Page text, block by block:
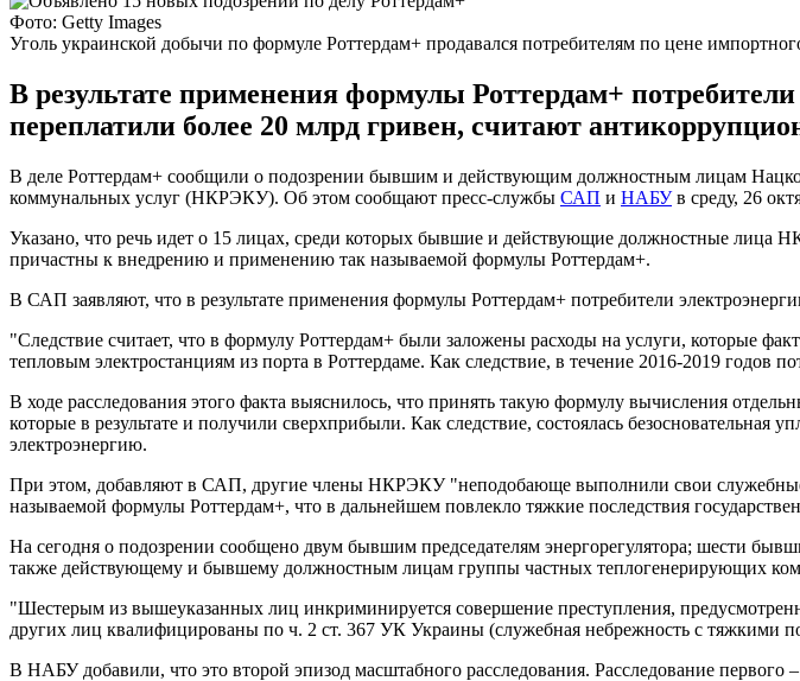
Фото: Getty Images
Уголь украинской добычи по формуле Роттердам+ продавался потребителям по цене
В результате применения формулы Роттердам+ потребители
переплатили более 20 млрд гривен, считают
В деле Роттердам+ сообщили о подозрении бывшим и действующим должностным лицам
коммунальных услуг (НКРЭКУ). Об этом сообщают пресс-службы САП и НАБУв среду, 26
Указано, что речь идет о 15 лицах, среди которых бывшие и действующие должностные
причастны к внедрению и применению так называемой формулы Роттердам+.
В САП заявляют, что в результате применения формулы Роттердам+ потребители
"Следствие считает, что в формулу Роттердам+ были заложены расходы на услуги, которые
тепловым электростанциям из порта в Роттердаме. Как следствие, в течение 2016-2019 годов
В ходе расследования этого факта выяснилось, что принять такую формулу вычисления
которые в результате и получили сверхприбыли. Как следствие, состоялась безосновательная
электроэнергию.
При этом, добавляют в САП, другие члены НКРЭКУ "неподобающе выполнили свои служебные
называемой формулы Роттердам+, что в дальнейшем повлекло тяжкие последствия
На сегодня о подозрении сообщено двум бывшим председателям энергорегулятора; шести
также действующему и бывшему должностным лицам группы частных теплогенерирующих
"Шестерым из вышеуказанных лиц инкриминируется совершение преступления,
других лиц квалифицированы по ч. 2 ст. 367 УК Украины (служебная небрежность с тяжкими
В НАБУ добавили, что это второй эпизод масштабного расследования. Расследование первого